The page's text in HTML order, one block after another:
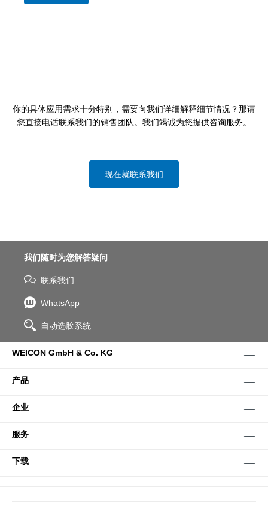
你的具体应用需求十分特别，需要向我们详细解释细节情况？那请
您直接电话联系我们的销售团队。我们竭诚为您提供咨询服务。
现在就联系我们
我们随时为您解答疑问
联系我们
WhatsApp
自动选胶系统
WEICON GmbH & Co. KG
产品
企业
服务
下载